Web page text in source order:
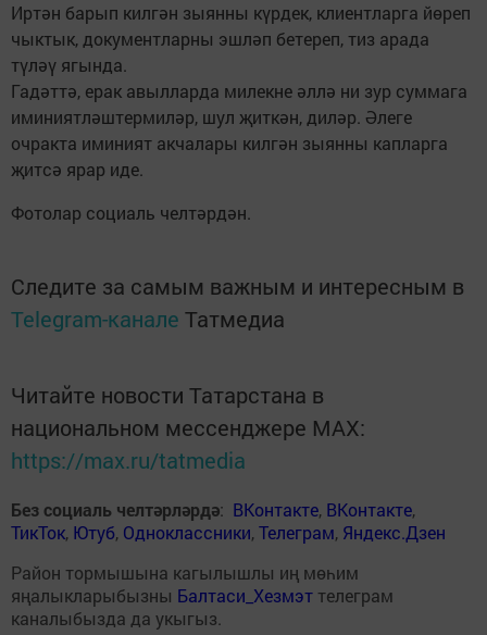
Иртән барып килгән зыянны күрдек, клиентларга йөреп
чыктык, документларны эшләп бетереп, тиз арада
түләү ягында.
Гадәттә, ерак авылларда милекне әллә ни зур суммага
иминиятләштермиләр, шул җиткән, диләр. Әлеге
очракта иминият акчалары килгән зыянны капларга
җитсә ярар иде.
Фотолар социаль челтәрдән.
Следите за самым важным и интересным в
Telegram-канале Татмедиа
Читайте новости Татарстана в
национальном мессенджере MАХ:
https://max.ru/tatmedia
Без социаль челтәрләрдә: ВКонтакте, ВКонтакте,
ТикТок, Ютуб, Одноклассники,Телеграм, Яндекс.Дзен
Район тормышына кагылышлы иң мөһим
яңалыкларыбызны Балтаси_Хезмэт телеграм
каналыбызда да укыгыз.